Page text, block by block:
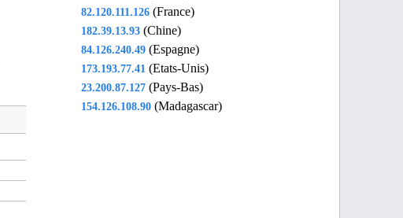
82.120.111.126 (France)
182.39.13.93 (Chine)
84.126.240.49 (Espagne)
173.193.77.41 (Etats-Unis)
23.200.87.127 (Pays-Bas)
154.126.108.90 (Madagascar)